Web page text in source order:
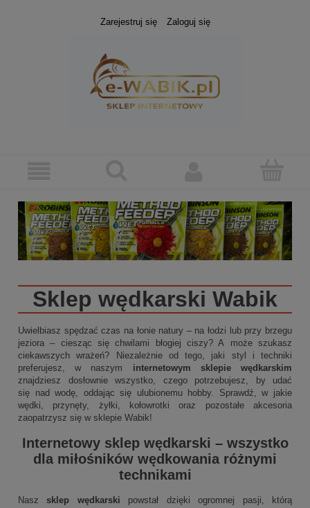
Zarejestruj się Zaloguj się
Sklep wędkarski Wabik
Uwielbiasz spędzać czas na łonie natury – na łodzi lub przy brzegu
jeziora – ciesząc się chwilami błogiej ciszy? A może szukasz
ciekawszych wrażeń? Niezależnie od tego, jaki styl i techniki
preferujesz, w naszym internetowym sklepie wędkarskim
znajdziesz dosłownie wszystko, czego potrzebujesz, by udać
się nad wodę, oddając się ulubionemu hobby. Sprawdź, w jakie
wędki, przynęty, żyłki, kołowrotki oraz pozostałe akcesoria
zaopatrzysz się w sklepie Wabik!
Internetowy sklep wędkarski – wszystko
dla miłośników wędkowania różnymi
technikami
Naszsklep wędkarski powstał dzięki ogromnej pasji, którą